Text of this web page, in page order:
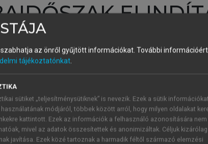
lépj be a saját fiókoddal, iskolai azonosítóddal vagy
1 óra díjmentes hozzáférésrevagy
vagy hozz
után a
ÚJ FIÓK
1 óra
az önről gyűjtött információkat. További
tájékoztatónkat.
sütiket „teljesítménysütiknek” is nevezik. Ezek a sütik
módjáról, többek között arról, hogy milyen oldalakat
kattintott. Ezek az információk a felhasználó azonosítására nem
mivel az adatok összesítettek és anonimizáltak. Céljuk
javítása. Ezek közé tartoznak a harmadik féltől származó elemzési